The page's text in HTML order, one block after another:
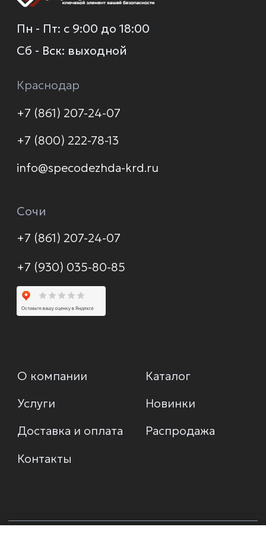
Доставка и оплата
© 2026 Формула защиты
Новинки